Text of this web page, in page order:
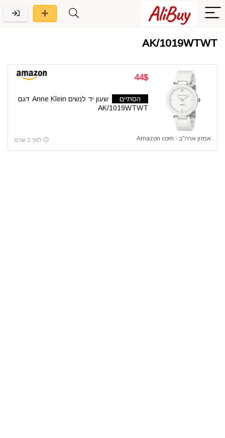
AK/1019WTWT
44$
הסתיים
שעון יד לנשים Anne Klein דגם
AK/1019WTWT
אמזון ארה"ב - Amazon com לפני 2 שנים